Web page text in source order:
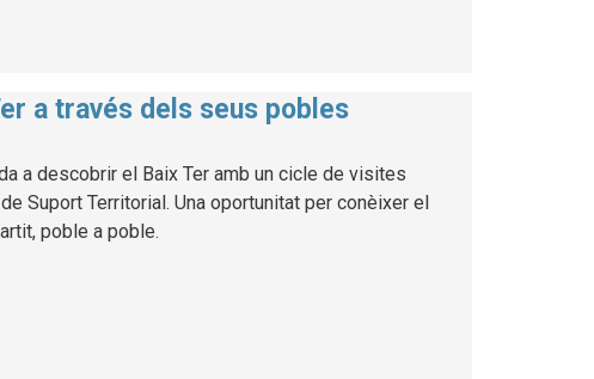
a través dels seus pobles
a descobrir el Baix Ter amb un cicle de visites
Suport Territorial. Una oportunitat per conèixer el
poble a poble.